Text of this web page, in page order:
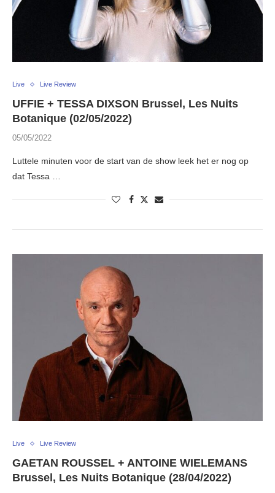
Live Live Review
UFFIE + TESSA DIXSON Brussel, Les Nuits
Botanique (02/05/2022)
05/05/2022
Luttele minuten voor de start van de show leek het er nog op
dat Tessa …
Live Live Review
GAETAN ROUSSEL + ANTOINE WIELEMANS
Brussel, Les Nuits Botanique (28/04/2022)